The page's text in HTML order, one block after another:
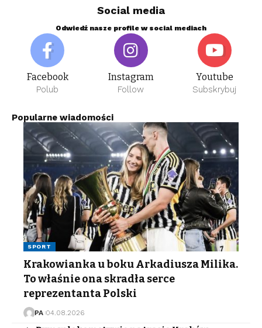
Social media
Odwiedź nasze profile w social mediach
Facebook
Polub
Instagram
Follow
Youtube
Subskrybuj
Popularne wiadomości
SPORT
Krakowianka u boku Arkadiusza Milika.
To właśnie ona skradła serce
reprezentanta Polski
PA 04.08.2026